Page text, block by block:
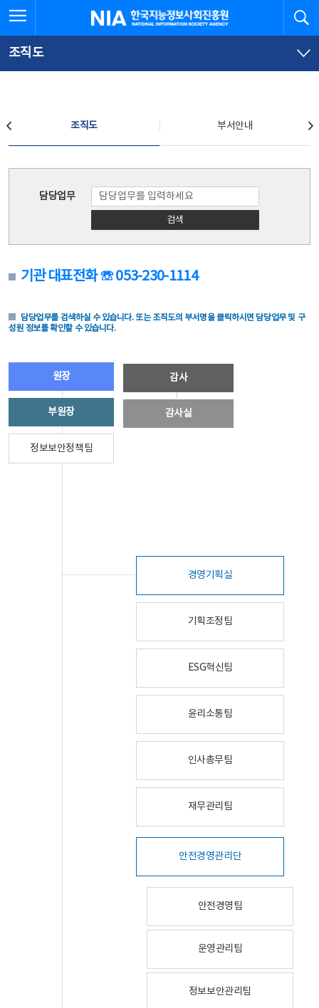
문
로
가
체
뉴
바
가
한국지능정보사회진흥원
조직도
조직도 부서안내
담당업무
검색
기관 대표전화 ☏ 053-230-1114
담당업무를 검색하실 수 있습니다. 또는 조직도의 부서명을 클릭하시면 담당업무 및 구
성원 정보를 확인할 수 있습니다.
원장
부원장
정보보안정책팀
감사
감사실
경영기획실
기획조정팀
ESG혁신팀
윤리소통팀
인사총무팀
재무관리팀
안전경영관리단
안전경영팀
운영관리팀
정보보안관리팀